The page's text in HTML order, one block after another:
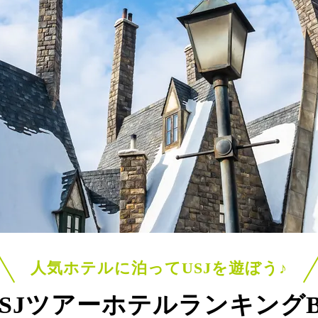
人気ホテルに泊ってUSJを遊ぼう♪
ツアーホテルランキング